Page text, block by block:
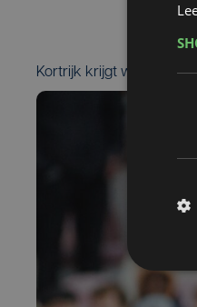
Kortrijk krijgt weer